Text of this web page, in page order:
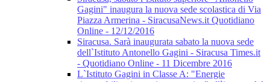
Gagini" inaugura la nuova sede scolastica di Via
Piazza Armerina - SiracusaNews.it Quotidiano
Online - 12/12/2016
Siracusa. Sarà inaugurata sabato la nuova sede
dell`Istituto Antonello Gagini - Siracusa Times.it
- Quotidiano Online - 11 Dicembre 2016
L`Istituto Gagini in Classe A: "Energie